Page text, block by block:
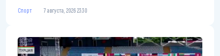
Спорт 7 августа, 2026 23:30